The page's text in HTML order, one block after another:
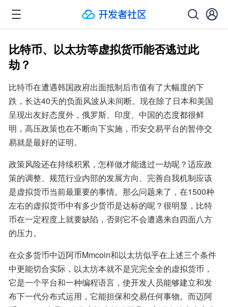
比特币、以太坊等虚拟货币能否逃过此
劫？
比特币在遭遇韩国政府出面抵制后市值有了大幅度的下
跌，长达40天的负面风波从未间断。现在除了日本和美国
呈现出友好态度外，俄罗斯、印度、中国的态度都很鲜
明，高压政策也在不断向下实施，币安交易平台的暂停交
易就是最好的证明。
政策风险还在持续积累，怎样做才能逃过一劫呢？适应政
策的调整、规范行业内部的发展方向、完善自我机制应该
是虚拟货币当前最重要的事情。那么问题来了，在1500种
左右的虚拟货币中有多少货币是达标的呢？很明显，比特
币在一定程度上就要缺陷，否则它不会遭遇来自四面八方
的压力。
在众多货币中迈阿币Mmcoin和以太坊似乎在上述三个条件
中更能切合实际，以太坊本就不是完完全全的虚拟货币，
它是一个平台和一种编程语言，使开发人员能够建立和发
布下一代分布式运用，它能担保和交易任何事物。而迈阿